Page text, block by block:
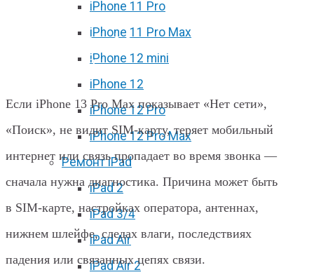
iPhone 11 Pro
iPhone 11 Pro Max
iPhone 12 mini
iPhone 12
iPhone 12 Pro
iPhone 12 Pro Max
Ремонт iPad
iPad 2
iPad 3/4
iPad Air
iPad Air 2
iPhone 13 Pro Max нет сети или не
видит SIM?
Если iPhone 13 Pro Max показывает «Нет сети»,
«Поиск», не видит SIM-карту, теряет мобильный
интернет или связь пропадает во время звонка —
сначала нужна диагностика. Причина может быть
в SIM-карте, настройках оператора, антеннах,
нижнем шлейфе, следах влаги, последствиях
падения или связанных цепях связи.